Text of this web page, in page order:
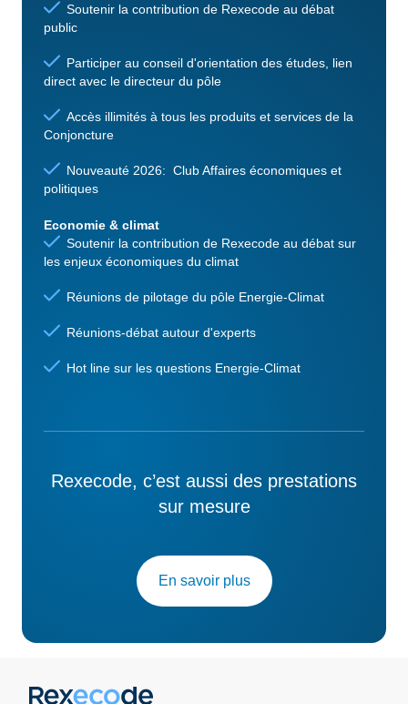
Soutenir la contribution de Rexecode au débat
public
Participer au conseil d'orientation des études, lien
direct avec le directeur du pôle
Accès illimités à tous les produits et services de la
Conjoncture
Nouveauté 2026: Club Affaires économiques et
politiques
Economie & climat
Soutenir la contribution de Rexecode au débat sur
les enjeux économiques du climat
Réunions de pilotage du pôle Energie-Climat
Réunions-débat autour d'experts
Hot line sur les questions Energie-Climat
Rexecode, c’est aussi des prestations
sur mesure
En savoir plus